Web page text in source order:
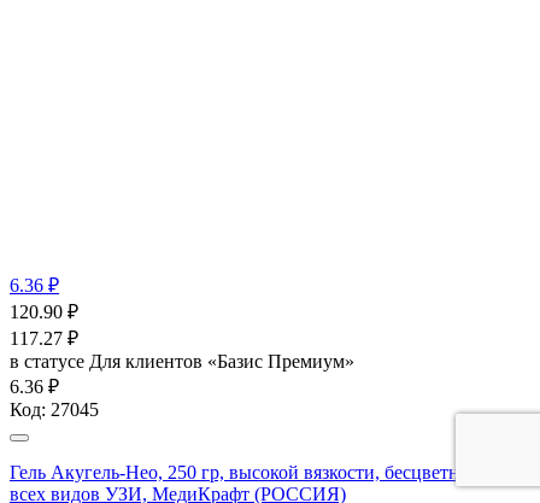
6.36 ₽
120.90 ₽
117.27 ₽
в статусе Для клиентов «Базис Премиум»
6.36 ₽
Код: 27045
Гель Акугель-Нео, 250 гр, высокой вязкости, бесцветный, для
всех видов УЗИ, МедиКрафт (РОССИЯ)